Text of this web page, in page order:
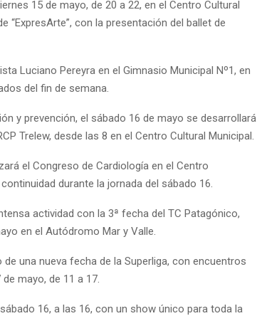
15 de mayo, de 20 a 22, en el Centro Cultural
“ExpresArte”, con la presentación del ballet de
Luciano Pereyra en el Gimnasio Municipal Nº1, en
del fin de semana.
y prevención, el sábado 16 de mayo se desarrollará
Trelew, desde las 8 en el Centro Cultural Municipal.
el Congreso de Cardiología en el Centro
durante la jornada del sábado 16.
actividad con la 3ª fecha del TC Patagónico,
en el Autódromo Mar y Valle.
de una nueva fecha de la Superliga, con encuentros
mayo, de 11 a 17.
16, a las 16, con un show único para toda la